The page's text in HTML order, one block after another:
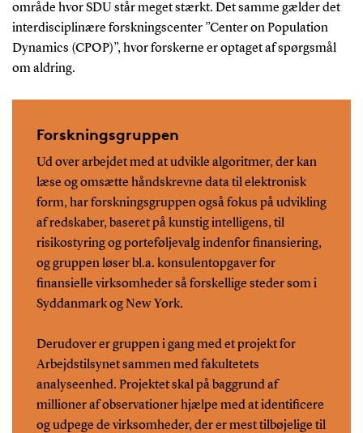
område hvor SDU står meget stærkt. Det samme gælder det
interdisciplinære forskningscenter ”Center on Population
Dynamics (CPOP)”, hvor forskerne er optaget af spørgsmål
om aldring.
Forskningsgruppen
Ud over arbejdet med at udvikle algoritmer, der kan
læse og omsætte håndskrevne data til elektronisk
form, har forskningsgruppen også fokus på udvikling
af redskaber, baseret på kunstig intelligens, til
risikostyring og porteføljevalg indenfor finansiering,
og gruppen løser bl.a. konsulentopgaver for
finansielle virksomheder så forskellige steder som i
Syddanmark og New York.
Derudover er gruppen i gang med et projekt for
Arbejdstilsynet sammen med fakultetets
analyseenhed. Projektet skal på baggrund af
millioner af observationer hjælpe med at identificere
og udpege de virksomheder, der er mest tilbøjelige til